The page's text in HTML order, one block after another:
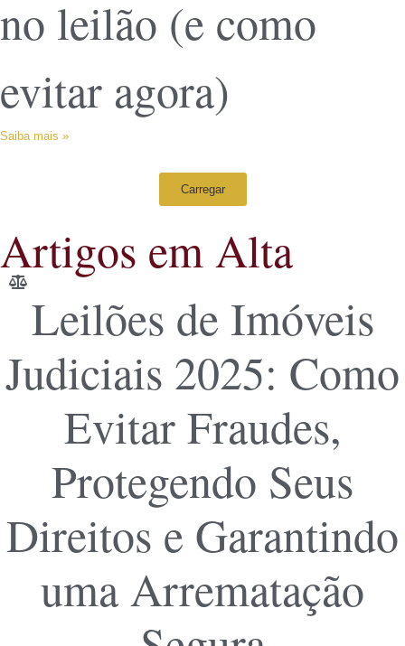
no leilão (e como
evitar agora)
Saiba mais »
Carregar
Artigos em Alta
Leilões de Imóveis
Judiciais 2025: Como
Evitar Fraudes,
Protegendo Seus
Direitos e Garantindo
uma Arrematação